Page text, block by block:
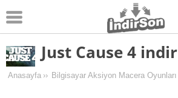
Android
Pc Oyunları
Just Cause 4 indir
Anasayfa ›› Bilgisayar Aksiyon Macera Oyunları